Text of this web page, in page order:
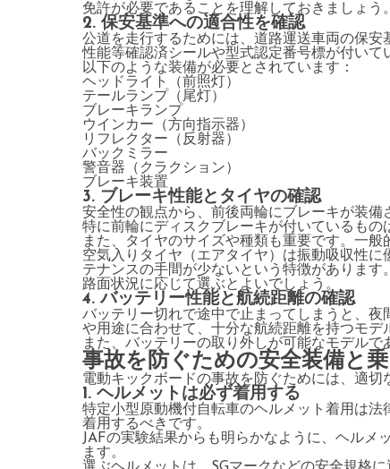
免許が必要であることを理解しておきましょう。
2. 保安基準への適合性を確認
公道を走行するためには、道路運送車両の保安
性能等確認済シールや型式認定番号標が付いて
以下のような装備が必要とされています：
ヘッドライト（前照灯）
テールランプ（尾灯）
ブレーキランプ
ウインカー（方向指示器）
リフレクター（反射器）
バックミラー
警音器（クラクション）
ブレーキ装置
3. ブレーキ性能とタイヤの確認
安全性の観点から、前後両輪にブレーキが装備
特に前輪にディスクブレーキが付いているもの
また、タイヤのサイズや種類も重要です。一般
空気入りタイヤ（エアタイヤ）は振動吸収性
テナンスの手間が少ないという特徴があります。
路面状況に応じて選ぶとよいでしょう。
4. バッテリー性能と航続距離の確認
バッテリー切れで途中で止まってしまうと、
や用途に合わせて、十分な航続距離を持つモデ
また、バッテリーの取り外しが可能なモデル
事故を防ぐための安全装備と
電動キックボードの事故を防ぐためには、適切
1. ヘルメットは必ず着用する
特定小型原動機付自転車のヘルメット着用は
着用するべきです。
JAFの実験結果からも明らかなように、ヘルメ
ます。